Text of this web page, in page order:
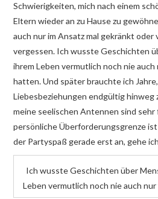
Schwierigkeiten, mich nach einem
Eltern wieder an zu Hause zu
auch nur im Ansatz mal gekränkt
vergessen. Ich wusste Geschichten
ihrem Leben vermutlich noch nie
hatten. Und später brauchte ich
Liebesbeziehungen endgültig hinweg
meine seelischen Antennen sind sehr
persönliche Überforderungsgrenze
der Partyspaß gerade erst an, gehe
Ich wusste Geschichten über
Leben vermutlich noch nie auch